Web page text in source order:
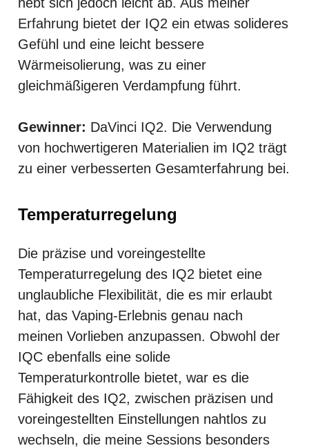
Erfahrung bietet der IQ2 ein etwas solideres
Gefühl und eine leicht bessere
Wärmeisolierung, was zu einer
gleichmäßigeren Verdampfung führt.
Gewinner: DaVinci IQ2. Die Verwendung
von hochwertigeren Materialien im IQ2 trägt
zu einer verbesserten Gesamterfahrung bei.
Temperaturregelung
Die präzise und voreingestellte
Temperaturregelung des IQ2 bietet eine
unglaubliche Flexibilität, die es mir erlaubt
hat, das Vaping-Erlebnis genau nach
meinen Vorlieben anzupassen. Obwohl der
IQC ebenfalls eine solide
Temperaturkontrolle bietet, war es die
Fähigkeit des IQ2, zwischen präzisen und
voreingestellten Einstellungen nahtlos zu
wechseln, die meine Sessions besonders